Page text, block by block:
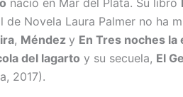
de Novela Laura Palmer no ha
, Méndez y En Tres noches la
del lagarto y su secuela, El
2017).